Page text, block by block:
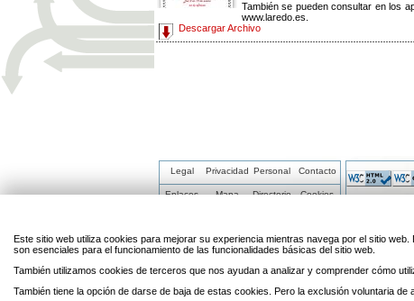
También se pueden consultar en los
www.laredo.es.
Descargar Archivo
Legal Privacidad Personal Contacto
Enlaces Mapa Directorio Cookies
Este sitio web utiliza cookies para mejorar su experiencia mientras navega por el sitio
son esenciales para el funcionamiento de las funcionalidades básicas del sitio web.
También utilizamos cookies de terceros que nos ayudan a analizar y comprender cómo
También tiene la opción de darse de baja de estas cookies. Pero la exclusión voluntaria